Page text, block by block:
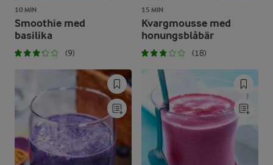
10 MIN
Smoothie med
basilika
(9)
15 MIN
Kvargmousse med
honungsblåbär
(18)